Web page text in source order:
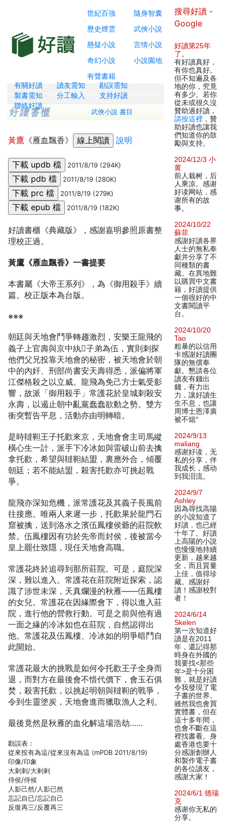
世紀百強
隨身智囊
歷史煙雲
武俠小說
懸疑小說
言情小說
奇幻小說
小說園地
有聲書籍
有關好讀 讀友需知
勘誤需知
製書需知
分工輸入
支持好讀
聯絡好讀
武俠小說 書目
黃鷹 《雁血飄香》 說明
2011/8/19 (294K)
2011/8/19 (280K)
2011/8/19 (279K)
2011/8/19 (182K)
好讀書櫃《典藏版》，感謝嘉明參照原書整
理校正過。
黃鷹《雁血飄香》一書提要
本書屬《大帝王系列》，為《御用殺手》續
篇。校正版本為台版。
※※※
朝廷與天地會鬥爭轉趨激烈，安樂王龍飛的
義子上官壽與京中紈子弟為伍，實則刺探
他們父兄投靠天地會的秘密，被天地會於朝
中的內奸、刑部尚書安天壽得悉，派偏將軍
江傑格殺之以立威。龍飛為免己方士氣受影
響，故派「御用殺手」常護花於皇城刺殺安
永壽，以遏止朝中亂黨蠢蠢欲動之勢。雙方
衝突暫告平息，活動亦由明轉暗。
是時韃靼王子托歡來京，天地會會主司馬縱
橫心生一計，派手下冷冰如與雷破山前去擒
拿托歡，希望與韃靼結盟，裏應外合，傾覆
朝廷；若不能結盟，殺害托歡亦可挑起戰
爭。
龍飛亦深知危機，派常護花及其義子長風前
往接應。唯兩人來遲一步，托歡果於龍門石
窟被擒，送到洛水之濱伍鳳樓侯爺的莊院軟
禁。伍鳳樓因有功於先帝而封侯，後被當今
皇上罷仕致隱，現任天地會高職。
常護花終於追尋到那所莊院。可是，庭院深
深，難以進入。常護花在莊院附近探索，認
識了涉世未深，天真爛漫的秋雁——伍鳳樓
的女兒。常護花在因緣際會下，得以進入莊
院，進行他的營救行動。可是之前與他有過
一面之緣的冷冰如也在莊院，自然認得出
他。常護花及伍鳳樓、冷冰如的明爭暗鬥自
此開始。
常護花最大的挑戰是如何令托歡王子全身而
退，而對方在最後會不惜代價下，會玉石俱
焚，殺害托歡，以挑起明朝與韃靼的戰爭，
令到生靈塗炭，天地會進而獵取漁人之利。
最後竟然是秋雁的血化解這場浩劫……
勘誤表：
從來投有為這/從來沒有為這 (mPDB 2011/8/19)
印像/印象
大刺刺/大剌剌
侍侯/侍候
人影己然/人影已然
忘記自已/忘記自己
反復再三/反覆再三
搜尋好讀 -
Google
好讀第25年
了 。
有好讀真好，
有你也真好。
但不知遍及各
地的你，究竟
有多少。若你
從未或很久沒
贊助過好讀，
請按這裡 ，贊
助好讀也讓我
們知道你的鼓
勵與支持。
2024/12/3 小
黄
前人栽树，后
人乘凉。感谢
好读网站，感
谢所有的故
事。
2024/10/22
蘇菲
感謝好讀各界
人士的無私奉
獻并分享了不
同種類的書
藏。在異地難
以購買中文書
籍，好讀提供
一個很好的中
文書閱讀平
台。
2024/10/20
Tao
粗暴的以信用
卡感謝好讀團
隊的無償奉
獻。懇請各位
讀友有錢出
錢，有力出
力，讓好讀生
生不息，也讓
周博士恩澤廣
被不熄°
2024/9/13
maliang
感谢好读，无
私的分享，伴
我成长，感动
到我泪流。
2024/9/7
Ashley
因為尋找高陽
的小說知道了
好讀，也已經
十年了。好讀
上高陽的小說
也慢慢地持續
更新，越來越
全，而且質量
上佳，值得珍
藏。感謝好
讀！感謝校對
者！
2024/6/14
Skelen
第一次知道好
讀是在2011
年，還記得那
時身在外國的
我要找<那些
年>是十分困
難，就是好讀
令我發現了電
子書的世界。
雖然我也會買
實體書，但在
這十多年間，
也會不斷在這
裡找書看。身
處香港也要十
分感謝創辦人
和製作電子書
的各位讀友，
感謝大家！
2024/6/1 德瑞
克
感谢你无私的
分享。